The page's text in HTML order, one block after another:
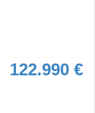
122.990 €